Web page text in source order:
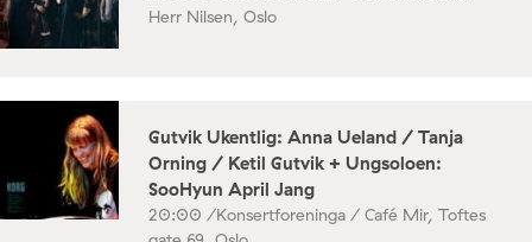
Herr Nilsen, Oslo
Gutvik Ukentlig: Anna Ueland / Tanja
Orning / Ketil Gutvik + Ungsoloen:
SooHyun April Jang
20:00 /Konsertforeninga / Café Mir, Toftes